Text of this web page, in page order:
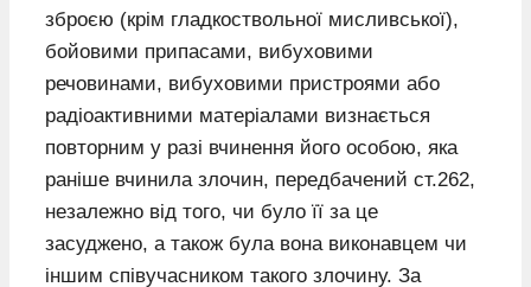
зброєю (крім гладкоствольної мисливської),
бойовими припасами, вибуховими
речовинами, вибуховими пристроями або
радіоактивними матеріалами визнається
повторним у разі вчинення його особою, яка
раніше вчинила злочин, передбачений ст.262,
незалежно від того, чи було її за це
засуджено, а також була вона виконавцем чи
іншим співучасником такого злочину. За